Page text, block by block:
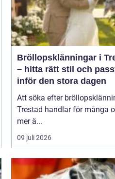
Bröllopsklänningar i
– hitta rätt stil och
inför den stora dagen
Att söka efter
Trestad handlar för många
mer ä...
09 juli 2026